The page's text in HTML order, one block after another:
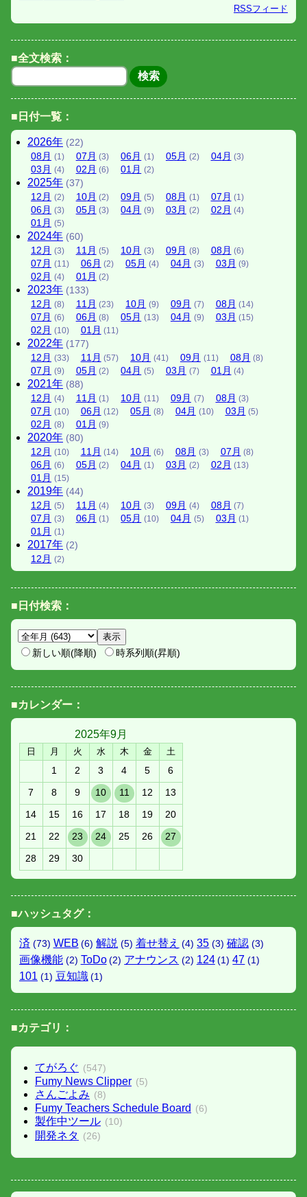
RSSフィード
■全文検索：
■日付一覧：
2026年 (22)
08月 (1) 07 月 (3) 06月 (1) 05月 (2) 04月 (3)
03 月 (4) 02 月 (6) 01 月 (2)
2025年 (37)
12 月 (2) 10月 (2) 09月 (5) 08月 (1) 07 月 (1)
06月 (3) 05月 (3) 04月 (9) 03 月 (2) 02 月 (4)
01 月 (5)
2024年 (60)
12 月 (3) 11 月 (5) 10月 (3) 09月 (8) 08月 (6)
07 月 (11) 06月 (2) 05月 (4) 04月 (3) 03 月 (9)
02 月 (4) 01 月 (2)
2023年 (133)
12 月 (8) 11 月 (23) 10月 (9) 09月 (7) 08月 (14)
07 月 (6) 06月 (8) 05月 (13) 04月 (9) 03 月 (15)
02 月 (10) 01 月 (11)
2022年 (177)
12 月 (33) 11 月 (57) 10月 (41) 09月 (11) 08月 (8)
07 月 (9) 05月 (2) 04月 (5) 03 月 (7) 01 月 (4)
2021年 (88)
12 月 (4) 11 月 (1) 10月 (11) 09月 (7) 08月 (3)
07 月 (10) 06月 (12) 05月 (8) 04月 (10) 03 月 (5)
02 月 (8) 01 月 (9)
2020年 (80)
12 月 (10) 11 月 (14) 10月 (6) 08月 (3) 07 月 (8)
06月 (6) 05月 (2) 04月 (1) 03 月 (2) 02 月 (13)
01 月 (15)
2019年 (44)
12 月 (5) 11 月 (4) 10月 (3) 09月 (4) 08月 (7)
07 月 (3) 06月 (1) 05月 (10) 04月 (5) 03 月 (1)
01 月 (1)
2017年 (2)
12 月 (2)
■日付検索：
新しい順(降順) 時系列順(昇順)
■カレンダー：
2025年9月
日 月 火 水 木 金 土
1 2 3 4 5
6
7
8 9 10 11 12
13
14
15 16 17 18 19
20
21
22 23 24 25 26
27
28
29 30
■ハッシュタグ：
済 (73) WEB (6) 解説 (5) 着せ替え (4) 35 (3) 確認 (3)
画像機能 (2) ToDo (2) アナウンス (2) 124 (1) 47 (1)
101 (1) 豆知識 (1)
■カテゴリ：
てがろぐ (547)
Fumy News Clipper (5)
さんごよみ (8)
Fumy Teachers Schedule Board (6)
製作中ツール (10)
開発ネタ (26)